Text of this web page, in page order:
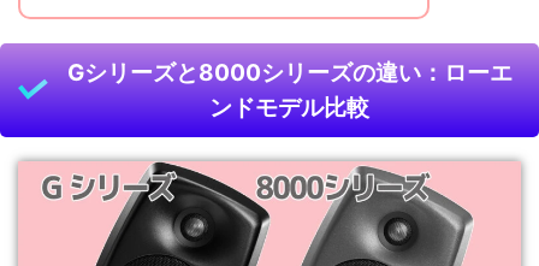
Gシリーズと8000シリーズの違い：ローエ
ンドモデル比較